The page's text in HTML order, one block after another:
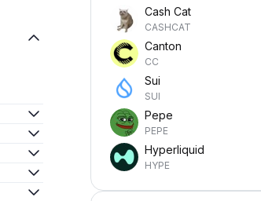
Cash Cat
CASHCAT
Canton
CC
Sui
SUI
Pepe
PEPE
Hyperliquid
HYPE